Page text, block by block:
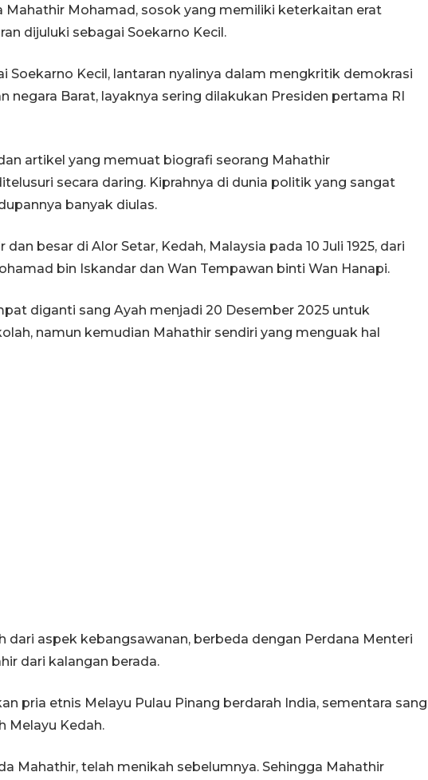
Mahathir Mohamad, sosok yang memiliki keterkaitan erat
dijuluki sebagai Soekarno Kecil.
Soekarno Kecil, lantaran nyalinya dalam mengkritik demokrasi
negara Barat, layaknya sering dilakukan Presiden pertama RI
artikel yang memuat biografi seorang Mahathir
secara daring. Kiprahnya di dunia politik yang sangat
banyak diulas.
besar di Alor Setar, Kedah, Malaysia pada 10 Juli 1925, dari
bin Iskandar dan Wan Tempawan binti Wan Hanapi.
diganti sang Ayah menjadi 20 Desember 2025 untuk
namun kemudian Mahathir sendiri yang menguak hal
dari aspek kebangsawanan, berbeda dengan Perdana Menteri
dari kalangan berada.
pria etnis Melayu Pulau Pinang berdarah India, sementara sang
Melayu Kedah.
Mahathir, telah menikah sebelumnya. Sehingga Mahathir